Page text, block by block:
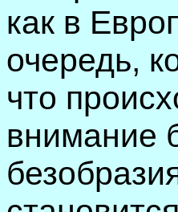
как в
очередь,
что
внимание